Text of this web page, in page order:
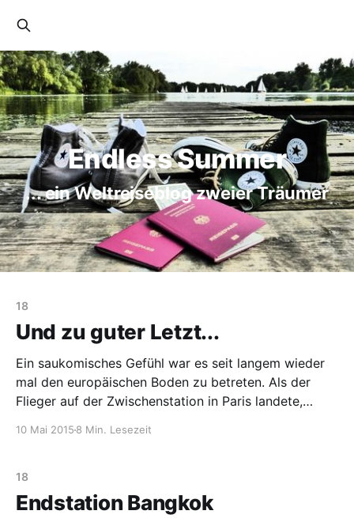
Endless Summer
... ein Weltreiseblog zweier Träumer
18
Und zu guter Letzt...
Ein saukomisches Gefühl war es seit langem wieder
mal den europäischen Boden zu betreten. Als der
Flieger auf der Zwischenstation in Paris landete,
10 Mai 2015 8 Min. Lesezeit
18
Endstation Bangkok